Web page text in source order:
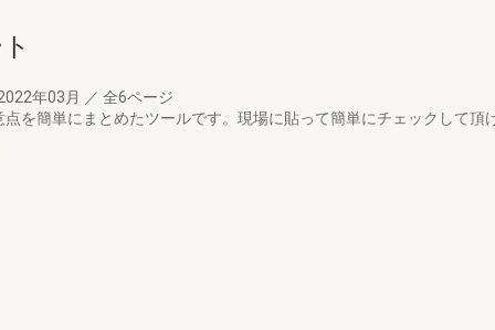
年03月 ／ 全6ページ
を簡単にまとめたツールです。現場に貼って簡単にチェックして頂